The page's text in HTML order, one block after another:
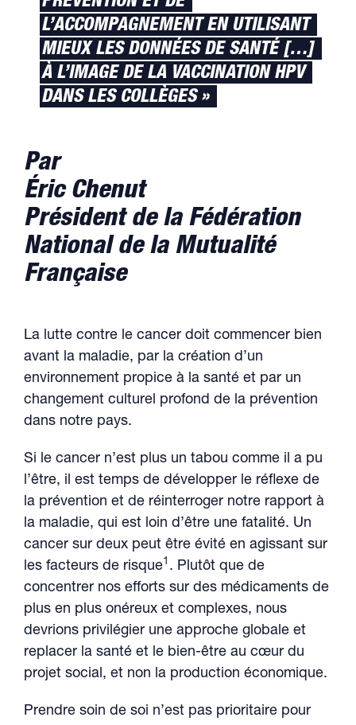
L’ACCOMPAGNEMENT EN UTILISANT
MIEUX LES DONNÉES DE SANTÉ […]
À L’IMAGE DE LA VACCINATION HPV
DANS LES COLLÈGES »
Par
Éric Chenut
Président de la Fédération
National de la Mutualité
Française
La lutte contre le cancer doit commencer bien
avant la maladie, par la création d’un
environnement propice à la santé et par un
changement culturel profond de la prévention
dans notre pays.
Si le cancer n’est plus un tabou comme il a pu
l’être, il est temps de développer le réflexe de
la prévention et de réinterroger notre rapport à
la maladie, qui est loin d’être une fatalité. Un
cancer sur deux peut être évité en agissant sur
les facteurs de risque1 . Plutôt que de
concentrer nos efforts sur des médicaments de
plus en plus onéreux et complexes, nous
devrions privilégier une approche globale et
replacer la santé et le bien-être au cœur du
projet social, et non la production économique.
Prendre soin de soi n’est pas prioritaire pour